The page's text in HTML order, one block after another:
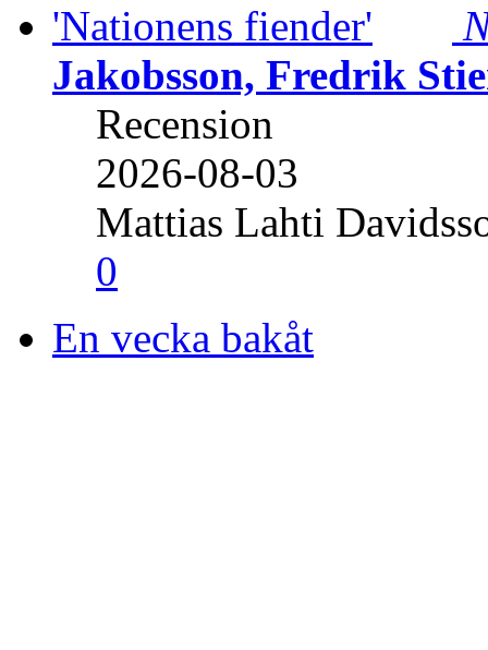
Jakobsson, Fredrik
Recension
2026-08-03
Mattias Lahti
0
En vecka bakåt